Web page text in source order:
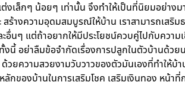
งเล็กๆ น้อยๆ เท่านั้น จึงทำให้เป็นที่นิยมอย่าง
ร้างความอุดมสมบูรณ์ให้บ้าน เราสามารถเสริม
นๆ แต่ถ้าอยากให้มีประโยชน์ควบคู่ไปกับความ
นี้ อย่าลืมข้อจำกัดเรื่องการปลูกในตัวบ้านด้วยน
ยความสวยงามวับวาวของตัวมันเองที่ทำให้บ้า
ของบ้านในการเสริมโชค เสริมเงินทอง หน้าที่